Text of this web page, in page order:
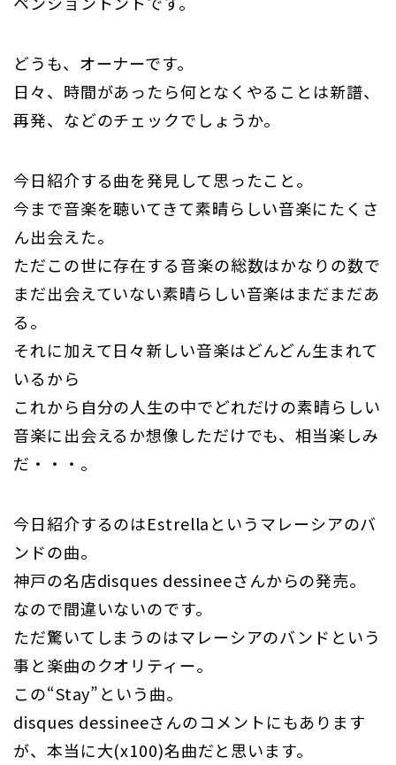
どうも、オーナーです。
日々、時間があったら何となくやることは新譜、
再発、などのチェックでしょうか。
今日紹介する曲を発見して思ったこと。
今まで音楽を聴いてきて素晴らしい音楽にたくさ
ん出会えた。
ただこの世に存在する音楽の総数はかなりの数で
まだ出会えていない素晴らしい音楽はまだまだあ
る。
それに加えて日々新しい音楽はどんどん生まれて
いるから
これから自分の人生の中でどれだけの素晴らしい
音楽に出会えるか想像しただけでも、相当楽しみ
だ・・・。
今日紹介するのはEstrellaというマレーシアのバ
ンドの曲。
神戸の名店disques dessineeさんからの発売。
なので間違いないのです。
ただ驚いてしまうのはマレーシアのバンドという
事と楽曲のクオリティー。
この“Stay”という曲。
disques dessineeさんのコメントにもあります
が、本当に大(x100)名曲だと思います。